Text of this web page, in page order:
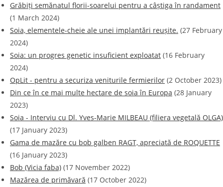
Grăbiți semănatul florii-soarelui pentru a câștiga în randament
(1 March 2024)
Soia, elementele-cheie ale unei implantări reușite. (27 February
2024)
Soia: un progres genetic insuficient exploatat (16 February
2024)
OpLit - pentru a securiza veniturile fermierilor (2 October 2023)
Din ce în ce mai multe hectare de soia în Europa (28 January
2023)
Soia - Interviu cu Dl. Yves-Marie MILBEAU (filiera vegetală OLGA)
(17 January 2023)
Gama de mazăre cu bob galben RAGT, apreciată de ROQUETTE
(16 January 2023)
Bob (Vicia faba) (17 November 2022)
Mazărea de primăvară (17 October 2022)